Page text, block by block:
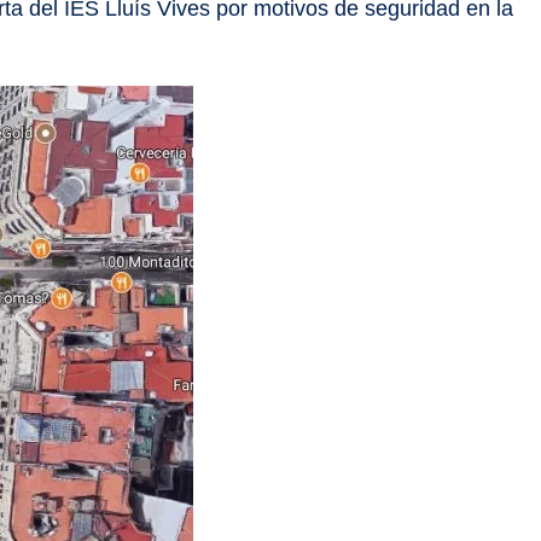
del IES Lluís Vives por motivos de seguridad en la